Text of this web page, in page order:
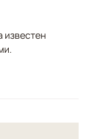
известен